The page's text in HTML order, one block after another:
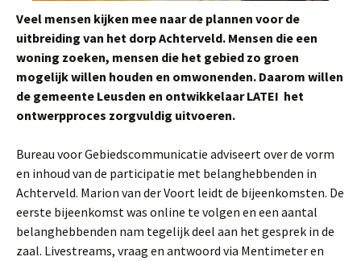
Veel mensen kijken mee naar de plannen voor de
uitbreiding van het dorp Achterveld. Mensen die een
woning zoeken, mensen die het gebied zo groen
mogelijk willen houden en omwonenden. Daarom willen
de gemeente Leusden en ontwikkelaar LATEI het
ontwerpproces zorgvuldig uitvoeren.
Bureau voor Gebiedscommunicatie adviseert over de vorm
en inhoud van de participatie met belanghebbenden in
Achterveld. Marion van der Voort leidt de bijeenkomsten. De
eerste bijeenkomst was online te volgen en een aantal
belanghebbenden nam tegelijk deel aan het gesprek in de
zaal. Livestreams, vraag en antwoord via Mentimeter en